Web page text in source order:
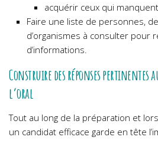
acquérir ceux qui manquent
Faire une liste de personnes,
d’organismes à consulter pour
d’informations.
Construire des réponses pertinentes
l’oral
Tout au long de la préparation et
un candidat efficace garde en tête